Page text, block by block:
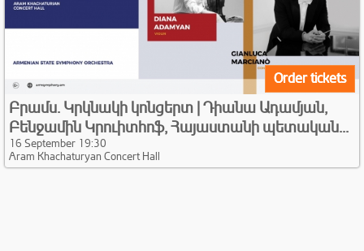
Order tickets
Բրամս․ Կրկնակի կոնցերտ | Դիանա Ադամյան,
Բենջամին Կրուիտհոֆ, Հայաստանի պետական...
16 September 19:30
Aram Khachaturyan Concert Hall